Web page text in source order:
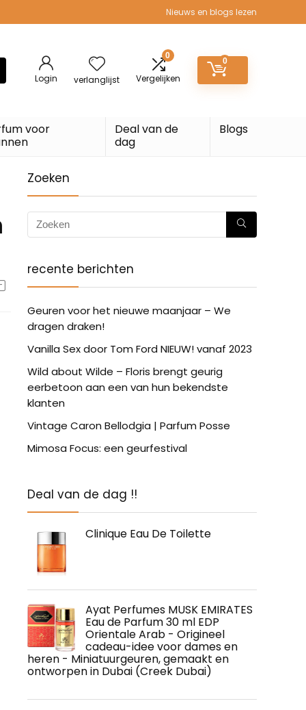
Nieuws en blogs lezen
Login verlanglijst
0
Vergelijken
0
voor
Deal van de
dag
Blogs
Zoeken
recente berichten
Geuren voor het nieuwe maanjaar – We
dragen draken!
Vanilla Sex door Tom Ford NIEUW! vanaf 2023
Wild about Wilde – Floris brengt geurig
eerbetoon aan een van hun bekendste
klanten
Vintage Caron Bellodgia | Parfum Posse
Mimosa Focus: een geurfestival
Deal van de dag !!
Clinique Eau De Toilette
Ayat Perfumes MUSK EMIRATES
Eau de Parfum 30 ml EDP
Orientale Arab - Origineel
cadeau-idee voor dames en
heren - Miniatuurgeuren, gemaakt en
ontworpen in Dubai (Creek Dubai)